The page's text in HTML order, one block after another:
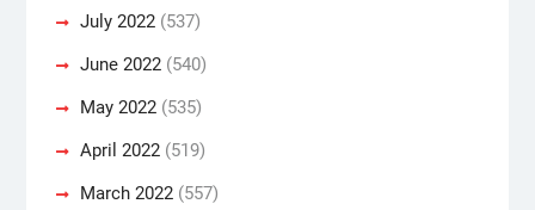
July 2022(537)
June 2022(540)
May 2022(535)
April 2022(519)
March 2022(557)